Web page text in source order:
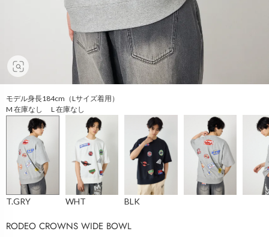
モデル身長184cm（Lサイズ着用）
M 在庫なし L 在庫なし
T.GRY WHT BLK
RODEO CROWNS WIDE BOWL